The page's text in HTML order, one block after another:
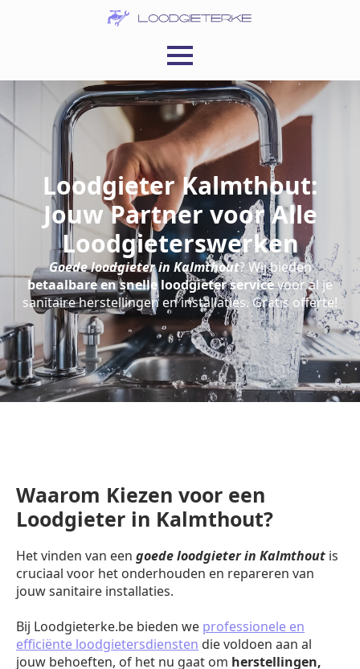
Loodgieter Kalmthout:
Jouw Partner voor Alle
Loodgieterswerken
Goede loodgieter in Kalmthout? Wij bieden
betaalbare en snelle loodgieter servicevoor al je
sanitaire herstellingen en installaties. Gratis offerte!
Waarom Kiezen voor een
Loodgieter in Kalmthout?
Het vinden van een goede loodgieter in Kalmthout is
cruciaal voor het onderhouden en repareren van
jouw sanitaire installaties.
Bij Loodgieterke.be bieden we professionele en
efficiënte loodgietersdiensten die voldoen aan al
jouw behoeften, of het nu gaat om herstellingen,